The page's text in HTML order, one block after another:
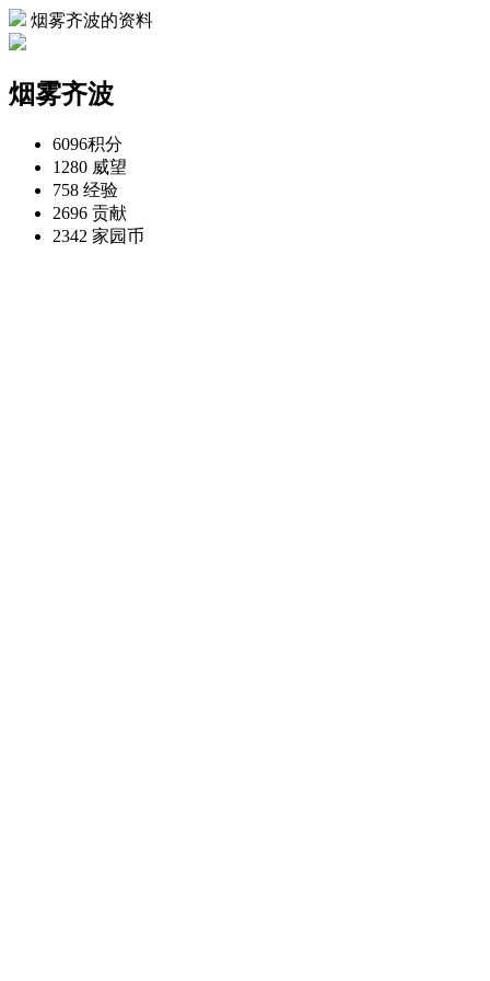
烟雾齐波的资料
烟雾齐波
6096积分
1280 威望
758 经验
2696 贡献
2342 家园币